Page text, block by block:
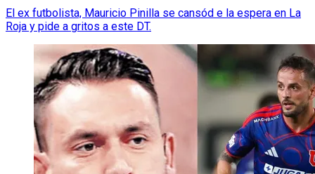
El ex futbolista, Mauricio Pinilla se cansód e la espera en La
Roja y pide a gritos a este DT.